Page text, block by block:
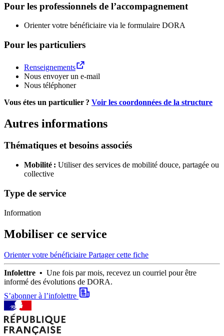
Pour les professionnels de l’accompagnement
Orienter votre bénéficiaire via le formulaire DORA
Pour les particuliers
Renseignements
Nous envoyer un e-mail
Nous téléphoner
Vous étes un particulier ? Voir les coordonnées de la structure
Autres informations
Thématiques et besoins associés
Mobilité : Utiliser des services de mobilité douce, partagée ou
collective
Type de service
Information
Mobiliser ce service
Orienter votre bénéficiaire Partager cette fiche
Infolettre • Une fois par mois, recevez un courriel pour être
informé des évolutions de DORA.
S’abonner à l’infolettre